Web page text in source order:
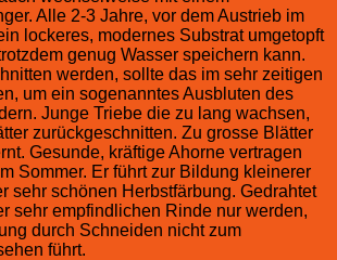
Alle 2-3 Jahre, vor dem Austrieb im
lockeres, modernes Substrat umgetopft
genug Wasser speichern kann.
werden, sollte das im sehr zeitigen
um ein sogenanntes Ausbluten des
Junge Triebe die zu lang wachsen,
zurückgeschnitten. Zu grosse Blätter
Gesunde, kräftige Ahorne vertragen
Sommer. Er führt zur Bildung kleinerer
sehr schönen Herbstfärbung. Gedrahtet
sehr empfindlichen Rinde nur werden,
durch Schneiden nicht zum
führt.